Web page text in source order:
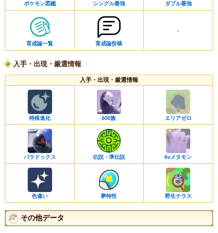
ポケモン図鑑 シングル最強 ダブル最強
育成論一覧 育成論投稿
-
入手・出現・厳選情報
入手・出現・厳選情報
特殊進化 600族 エリアゼロ
パラドックス 伝説・準伝説 6vメタモン
色違い 夢特性 野生テラス
その他データ